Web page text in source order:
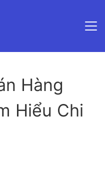
Hàng
Hiểu Chi